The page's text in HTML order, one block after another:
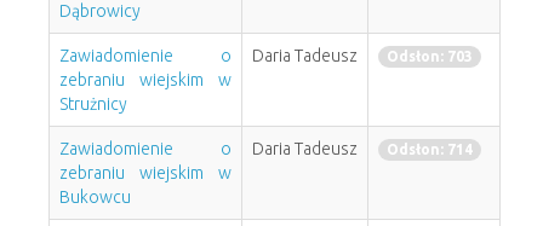
Dąbrowicy
Zawiadomienie o
zebraniu wiejskim w
Strużnicy
Daria Tadeusz Odsłon: 703
Zawiadomienie o
zebraniu wiejskim w
Bukowcu
Daria Tadeusz Odsłon: 714